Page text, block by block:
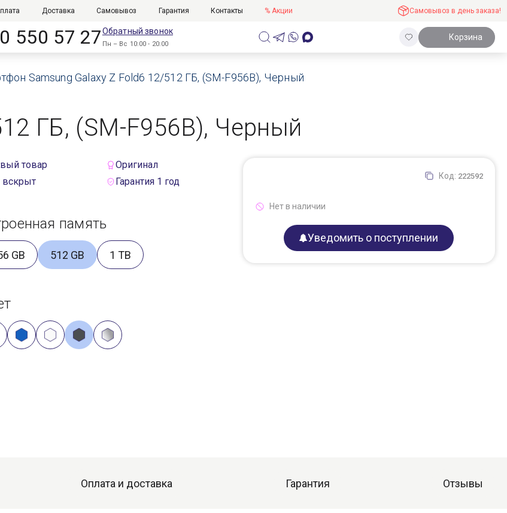
Доставка Самовывоз Гарантия Контакты % Акции Самовывоз в день заказа!
550 57 27Обратный звонок
Пн – Вс 10:00 - 20:00
Корзина
Samsung Galaxy Z Fold6 12/512 ГБ, (SM-F956B), Черный
ГБ, (SM-F956B), Черный
товар
Оригинал
вскрыт
Гарантия 1 год
память
GB 512 GB 1 TB
Код: 222592
Нет в наличии
Уведомить о поступлении
Оплата и доставка Гарантия Отзывы